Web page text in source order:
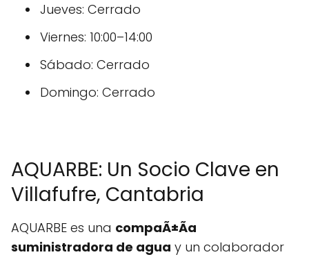
Jueves: Cerrado
Viernes: 10:00–14:00
Sábado: Cerrado
Domingo: Cerrado
AQUARBE: Un Socio Clave en
Villafufre, Cantabria
AQUARBE es una compaÃ±Ã­a
suministradora de agua y un colaborador